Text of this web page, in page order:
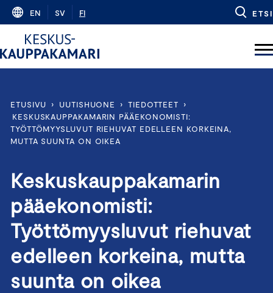
Skip
content
EN SV FI ETSI
ETUSIVU › UUTISHUONE › TIEDOTTEET
›
KESKUSKAUPPAKAMARIN PÄÄEKONOMISTI:
TYÖTTÖMYYSLUVUT RIEHUVAT EDELLEEN KORKEINA,
MUTTA SUUNTA ON OIKEA
Keskuskauppakamarin
pääekonomisti:
Työttömyysluvut riehuvat
edelleen korkeina, mutta
suunta on oikea